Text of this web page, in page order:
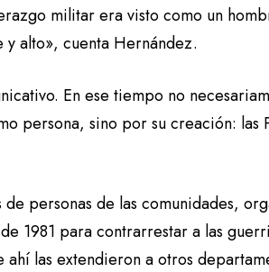
militar era visto como un
alto», cuenta Hernández.
En ese tiempo no
persona, sino por su creación: las
personas de las comunidades,
1981 para contrarrestar a las
las extendieron a otros